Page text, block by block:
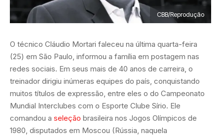
CBB/Reprodução
O técnico Cláudio Mortari faleceu na última quarta-feira
(25) em São Paulo, informou a família em postagem nas
redes sociais. Em seus mais de 40 anos de carreira, o
treinador dirigiu inúmeras equipes do país, conquistando
muitos títulos de expressão, entre eles o do Campeonato
Mundial Interclubes com o Esporte Clube Sírio. Ele
comandou a seleção brasileira nos Jogos Olímpicos de
1980, disputados em Moscou (Rússia, naquela